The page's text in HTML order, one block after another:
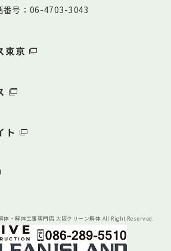
番号：06-4703-3043
東京
ト
・解体工事専門店 大阪クリーン解体 All Right Reserved.